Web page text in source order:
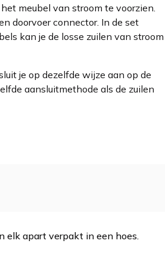
meubel van stroom te voorzien.
doorvoer connector. In de set
kan je de losse zuilen van stroom
je op dezelfde wijze aan op de
aansluitmethode als de zuilen
elk apart verpakt in een hoes.